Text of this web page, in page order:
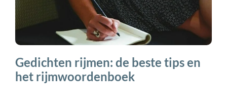
Gedichten rijmen: de beste tips en
het rijmwoordenboek